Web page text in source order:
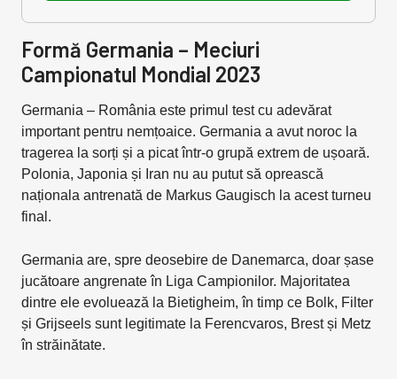
Formă Germania – Meciuri
Campionatul Mondial 2023
Germania – România este primul test cu adevărat
important pentru nemțoaice. Germania a avut noroc la
tragerea la sorți și a picat într-o grupă extrem de ușoară.
Polonia, Japonia și Iran nu au putut să oprească
naționala antrenată de Markus Gaugisch la acest turneu
final.
Germania are, spre deosebire de Danemarca, doar șase
jucătoare angrenate în Liga Campionilor. Majoritatea
dintre ele evoluează la Bietigheim, în timp ce Bolk, Filter
și Grijseels sunt legitimate la Ferencvaros, Brest și Metz
în străinătate.